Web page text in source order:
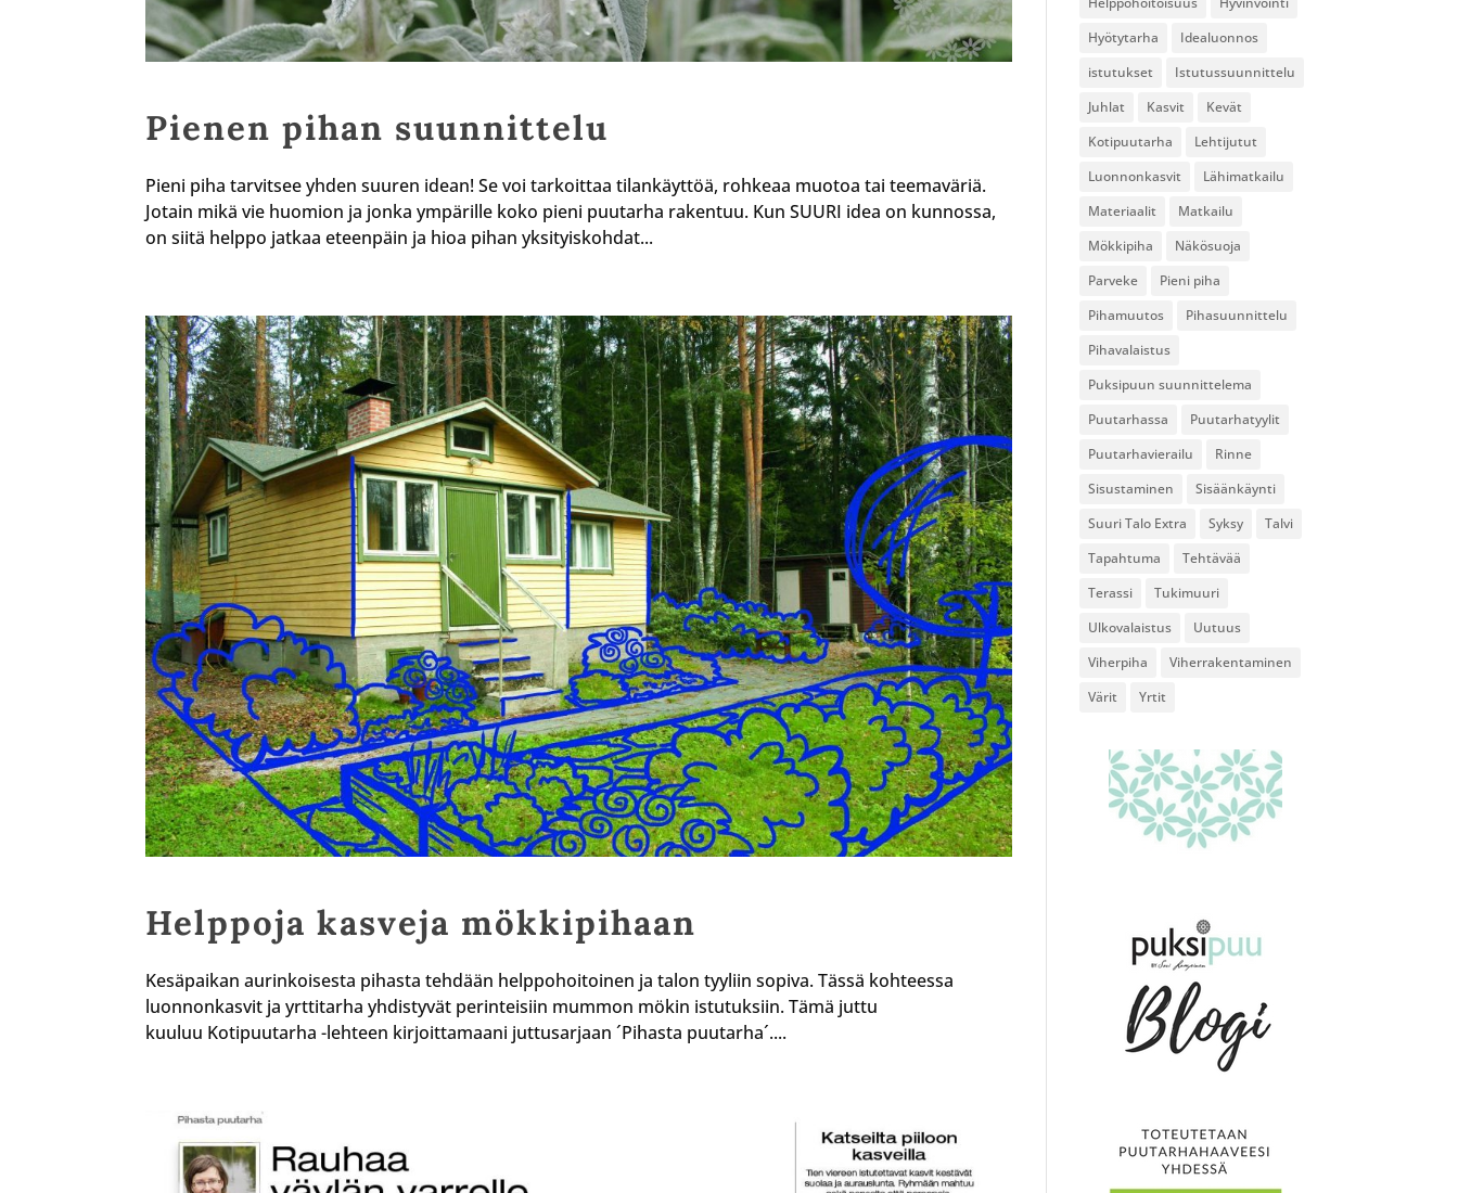
Pienen pihan suunnittelu
Pieni piha tarvitsee yhden suuren idean! Se voi tarkoittaa tilankäyttöä, rohkeaa muotoa tai teemaväriä.
Jotain mikä vie huomion ja jonka ympärille koko pieni puutarha rakentuu. Kun SUURI idea on kunnossa,
on siitä helppo jatkaa eteenpäin ja hioa pihan yksityiskohdat...
Helppoja kasveja mökkipihaan
Kesäpaikan aurinkoisesta pihasta tehdään helppohoitoinen ja talon tyyliin sopiva. Tässä kohteessa
luonnonkasvit ja yrttitarha yhdistyvät perinteisiin mummon mökin istutuksiin. Tämä juttu
kuuluu Kotipuutarha -lehteen kirjoittamaani juttusarjaan ´Pihasta puutarha´....
Hyötytarha
Idealuonnos
istutukset
Istutussuunnittelu
Juhlat
Kasvit
Kevät
Kotipuutarha
Lehtijutut
Luonnonkasvit
Lähimatkailu
Materiaalit
Matkailu
Mökkipiha
Näkösuoja
Parveke
Pieni piha
Pihamuutos
Pihasuunnittelu
Pihavalaistus
Puksipuun suunnittelema
Puutarhassa
Puutarhatyylit
Puutarhavierailu
Rinne
Sisustaminen
Sisäänkäynti
Suuri Talo Extra
Syksy
Talvi
Tapahtuma
Tehtävää
Terassi
Tukimuuri
Ulkovalaistus
Uutuus
Viherpiha
Viherrakentaminen
Värit
Yrtit